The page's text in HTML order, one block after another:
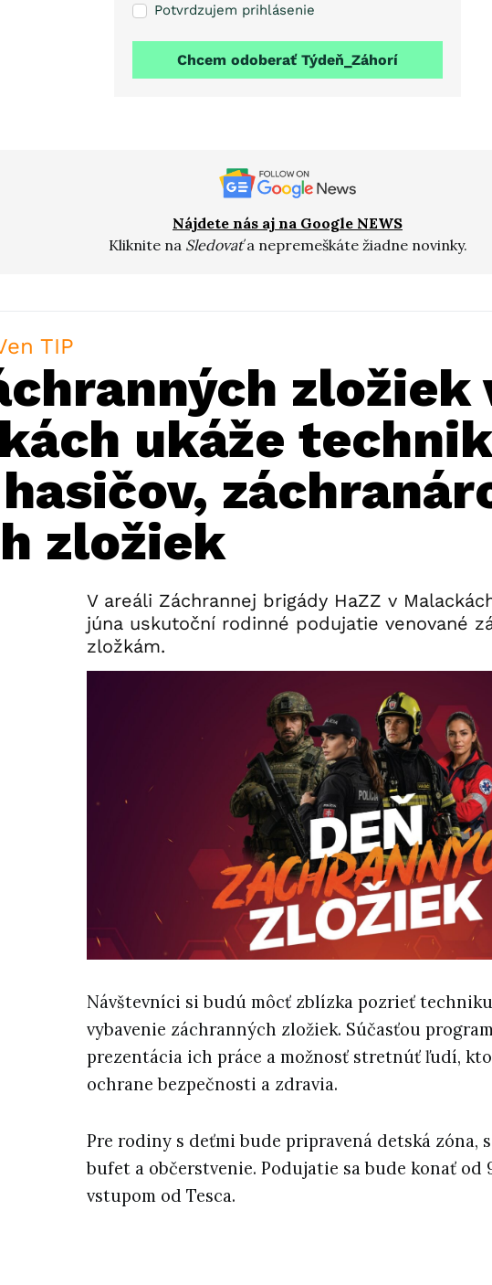
Potvrdzujem prihlásenie
Chcem odoberať Týdeň_Záhorí
Nájdete nás aj na Google NEWS
Kliknite na Sledovaťa nepremeškáte žiadne novinky.
TIP
zložiek
ukáže
zložiek
V areáli Záchrannej brigády HaZZ v
júna uskutoční rodinné podujatie venované
zložkám.
Návštevníci si budú môcť zblízka pozrieť
vybavenie záchranných zložiek. Súčasťou
prezentácia ich práce a možnosť stretnúť ľudí,
ochrane bezpečnosti a zdravia.
Pre rodiny s deťmi bude pripravená detská zóna,
bufet a občerstvenie. Podujatie sa bude konať od
vstupom od Tesca.